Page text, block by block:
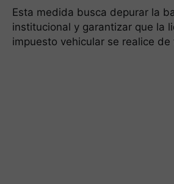
Esta medida busca depurar la
institucional y garantizar que la
impuesto vehicular se realice de